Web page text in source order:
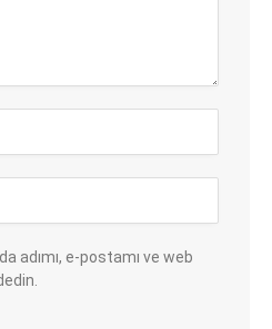
adımı, e-postamı ve web